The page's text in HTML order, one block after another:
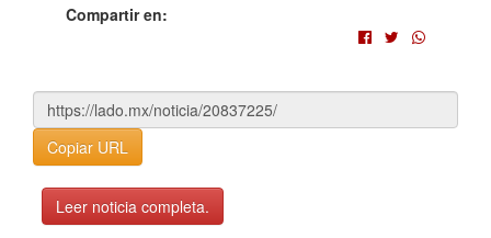
Compartir en:
Copiar URL
Leer noticia completa.